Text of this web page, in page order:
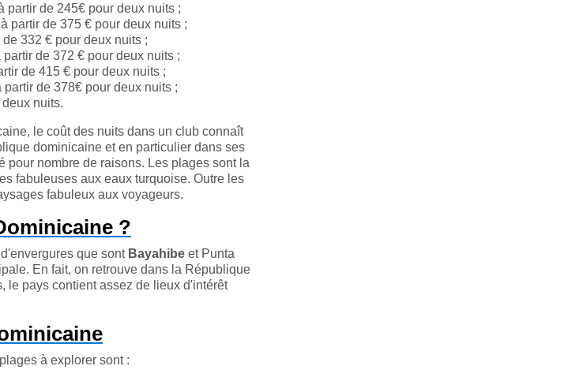
de 245€ pour deux nuits ;
partir de 375 € pour deux nuits ;
332 € pour deux nuits ;
de 372 € pour deux nuits ;
de 415 € pour deux nuits ;
de 378€ pour deux nuits ;
nuits.
le coût des nuits dans un club connaît
dominicaine et en particulier dans ses
pour nombre de raisons. Les plages sont la
fabuleuses aux eaux turquoise. Outre les
fabuleux aux voyageurs.
?
que sont Bayahibe et Punta
En fait, on retrouve dans la République
le pays contient assez de lieux d'intérêt
à explorer sont :